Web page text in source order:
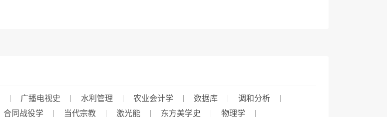
广播电视史 水利管理 农业会计学 数据库
调和分析
合同战役学 当代宗教 激光能 东方美学史 物理学